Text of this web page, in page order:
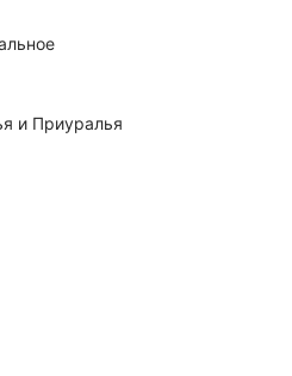
и Приуралья